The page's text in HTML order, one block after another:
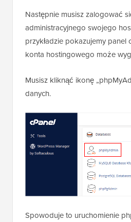
Następnie musisz zalogować
administracyjnego swojego
przykładzie pokazujemy panel
konta hostingowego może
Musisz kliknąć ikonę
danych.
Spowoduje to uruchomienie